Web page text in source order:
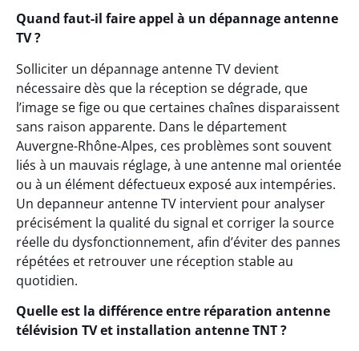
Quand faut-il faire appel à un dépannage antenne
TV ?
Solliciter un dépannage antenne TV devient
nécessaire dès que la réception se dégrade, que
l’image se fige ou que certaines chaînes disparaissent
sans raison apparente. Dans le département
Auvergne-Rhône-Alpes, ces problèmes sont souvent
liés à un mauvais réglage, à une antenne mal orientée
ou à un élément défectueux exposé aux intempéries.
Un depanneur antenne TV intervient pour analyser
précisément la qualité du signal et corriger la source
réelle du dysfonctionnement, afin d’éviter des pannes
répétées et retrouver une réception stable au
quotidien.
Quelle est la différence entre réparation antenne
télévision TV et installation antenne TNT ?